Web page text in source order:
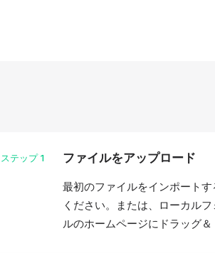
ステップ 1 ファイルをアップロード
最初のファイルをインポート
ください。または、ローカル
ルのホームページにドラッグ＆